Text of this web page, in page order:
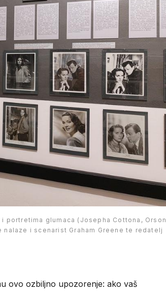
glumaca (Josepha Cottona, Orson
i scenarist Graham Greene te redatelj
ovo ozbiljno upozorenje: ako vaš